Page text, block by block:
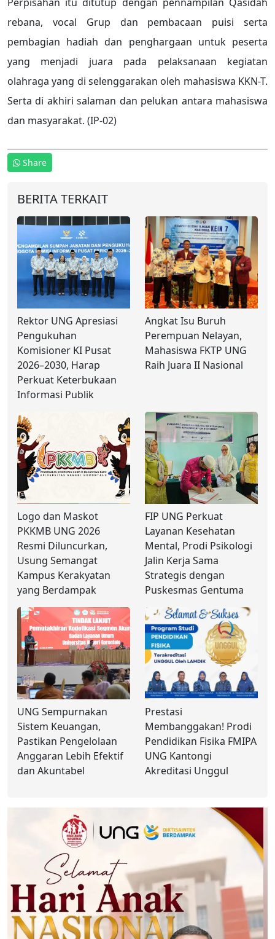
rebana, vocal Grup dan pembacaan puisi serta
pembagian hadiah dan penghargaan untuk peserta
yang menjadi juara pada pelaksanaan kegiatan
olahraga yang di selenggarakan oleh mahasiswa KKN-T.
Serta di akhiri salaman dan pelukan antara mahasiswa
dan masyarakat. (IP-02)
Share
BERITA TERKAIT
Rektor UNG Apresiasi
Pengukuhan
Komisioner KI Pusat
2026–2030, Harap
Perkuat Keterbukaan
Informasi Publik
Angkat Isu Buruh
Perempuan Nelayan,
Mahasiswa FKTP UNG
Raih Juara II Nasional
Logo dan Maskot
PKKMB UNG 2026
Resmi Diluncurkan,
Usung Semangat
Kampus Kerakyatan
yang Berdampak
FIP UNG Perkuat
Layanan Kesehatan
Mental, Prodi Psikologi
Jalin Kerja Sama
Strategis dengan
Puskesmas Gentuma
UNG Sempurnakan
Sistem Keuangan,
Pastikan Pengelolaan
Anggaran Lebih Efektif
dan Akuntabel
Prestasi
Membanggakan! Prodi
Pendidikan Fisika FMIPA
UNG Kantongi
Akreditasi Unggul